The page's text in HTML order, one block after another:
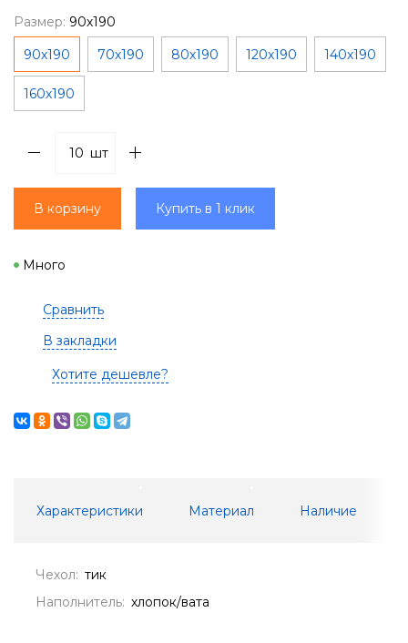
Размер: 90х190
90х190
70х190 80х190 120х190 140х190
160х190
шт
В корзину Купить в 1 клик
Много
Сравнить
В закладки
Хотите дешевле?
Характеристики Материал Наличие
Чехол: тик
Наполнитель: хлопок/вата